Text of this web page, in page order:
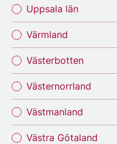
Uppsala län
Värmland
Västerbotten
Västernorrland
Västmanland
Västra Götaland